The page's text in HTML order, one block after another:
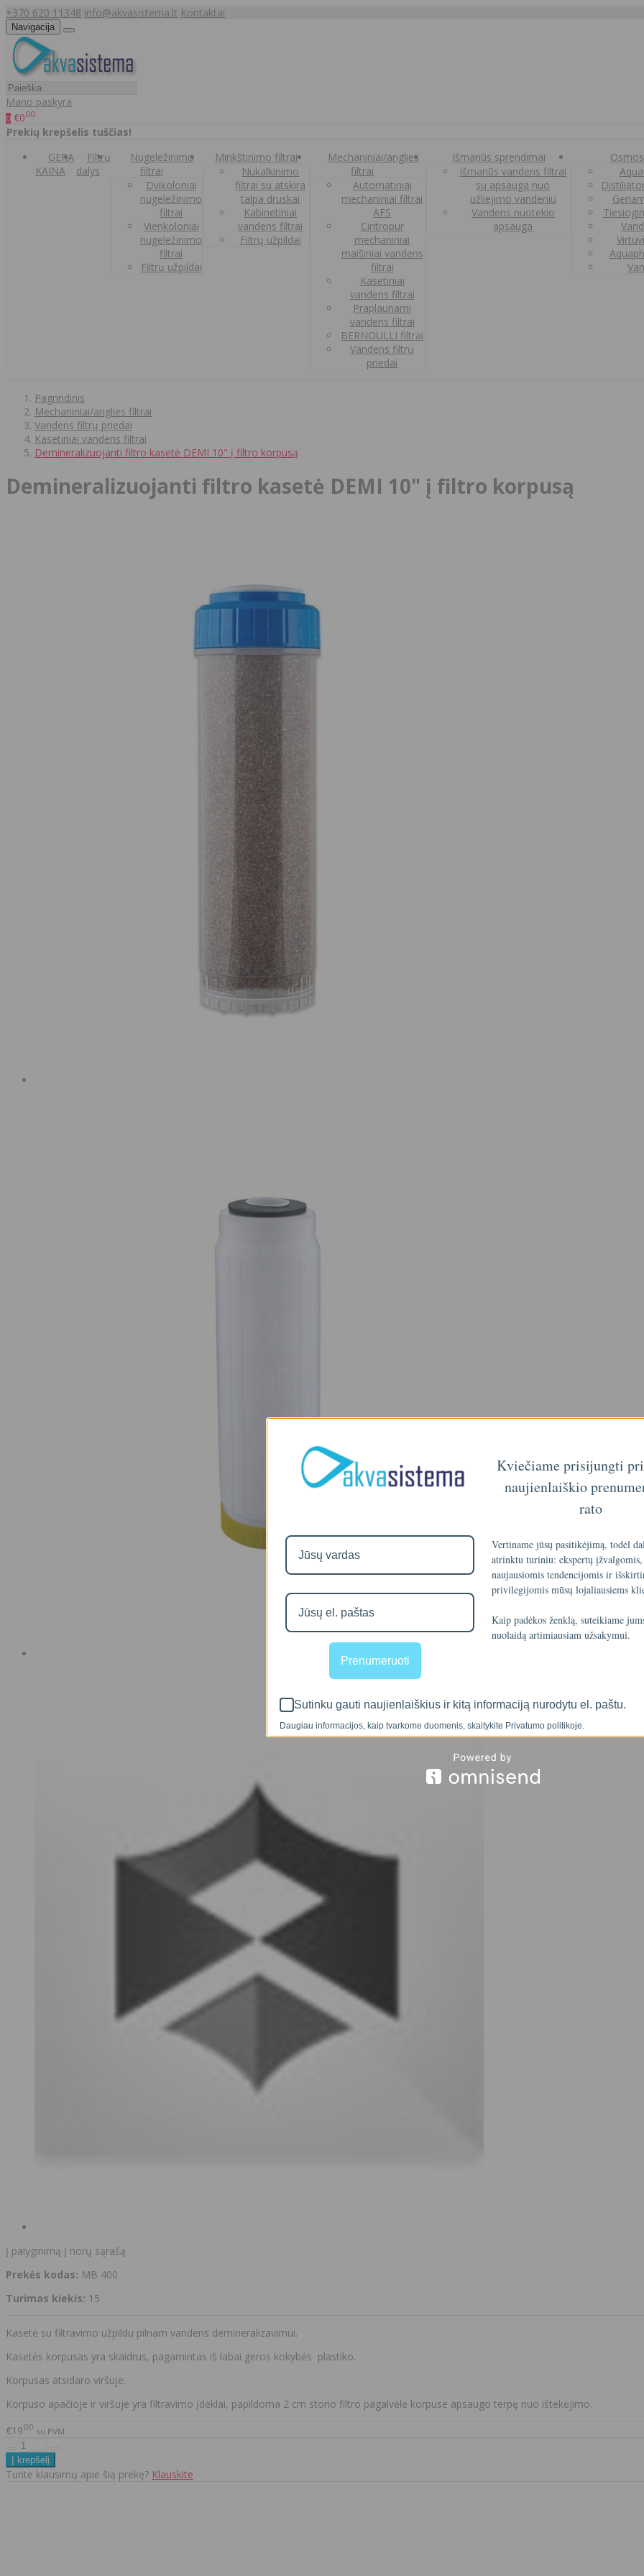
+370 620 11348 info@akvasistema.lt Kontaktai
Navigacija
Mano paskyra
0 €000
Prekių krepšelis tuščias!
GERA
KAINA
Filtrų
dalys
Nugeležinimo
filtrai
Dvikoloniai
nugeležinimo
filtrai
Vienkoloniai
nugeležinimo
filtrai
Filtrų užpildai
Minkštinimo filtrai
Nukalkinimo
filtrai su atskira
talpa druskai
Kabinetiniai
vandens filtrai
Filtrų užpildai
Mechaniniai/anglies
filtrai
Automatiniai
mechaniniai filtrai
AFS
Cintropur
mechaniniai
maišiniai vandens
filtrai
Kasetiniai
vandens filtrai
Praplaunami
vandens filtrai
BERNOULLI filtrai
Vandens filtrų
priedai
Išmanūs sprendimai
Išmanūs vandens filtrai
su apsauga nuo
užliejimo vandeniu
Vandens nuotekio
apsauga
Pagrindinis
Mechaniniai/anglies filtrai
Vandens filtrų priedai
Kasetiniai vandens filtrai
Demineralizuojanti filtro kasetė DEMI 10" į filtro korpusą
Demineralizuojanti filtro kasetė DEMI 10" į filtro korpusą
Į palyginimą Į norų sąrašą
Prekės kodas: MB 400
Turimas kiekis: 15
Kasetė su filtravimo užpildu pilnam vandens demineralizavimui.
Kasetės korpusas yra skaidrus, pagamintas iš labai geros kokybės plastiko.
Korpusas atsidaro viršuje.
Korpuso apačioje ir viršuje yra filtravimo įdėklai, papildoma 2 cm storio filtro pagalvėlė korpuse apsaugo terpę nuo ištekėjimo.
€1900 su PVM
Turite klausimų apie šią prekę? Klauskite
Prenumeruoti
Kviečiame prisijungti
naujienlaiškio
rato
Vertiname jūsų pasitikėjimą, todėl
atrinktu turiniu: ekspertų įžvalgomis,
naujausiomis tendencijomis ir
privilegijomis mūsų lojaliausiems
Kaip padėkos ženklą, suteikiame
nuolaidą artimiausiam užsakymui.
Sutinku gauti naujienlaiškius ir kitą informaciją nurodytu el. paštu.
Daugiau informacijos, kaip tvarkome duomenis, skaitykite Privatumo politikoje.